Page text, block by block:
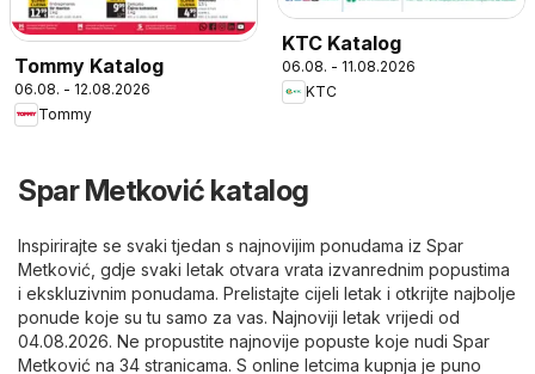
Tommy Katalog
06.08. - 12.08.2026
Tommy
KTC Katalog
06.08. - 11.08.2026
KTC
Spar Metković katalog
Inspirirajte se svaki tjedan s najnovijim ponudama iz Spar
Metković, gdje svaki letak otvara vrata izvanrednim popustima
i ekskluzivnim ponudama. Prelistajte cijeli letak i otkrijte najbolje
ponude koje su tu samo za vas. Najnoviji letak vrijedi od
04.08.2026. Ne propustite najnovije popuste koje nudi Spar
Metković na 34 stranicama. S online letcima kupnja je puno